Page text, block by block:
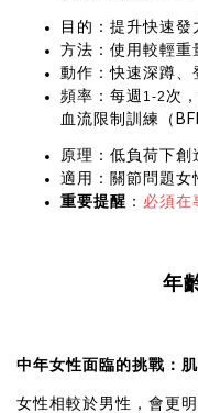
目的：提升快速發
方法：使用較輕重
動作：快速深蹲、
頻率：每週 1-2 次
血流限制訓練（
原理：低負荷下
適用：關節問題女
重要提醒 ： 必須在
年
中年女性面臨的挑戰：
女性相較於男性，會更